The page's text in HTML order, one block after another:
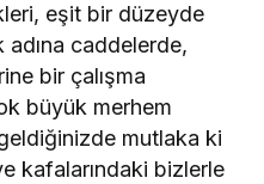
eşit bir düzeyde
caddelerde,
bir çalışma
büyük merhem
mutlaka ki
kafalarındaki bizlerle